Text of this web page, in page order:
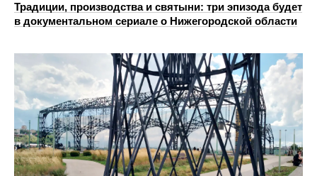
Традиции, производства и святыни: три эпизода будет
в документальном сериале о Нижегородской области